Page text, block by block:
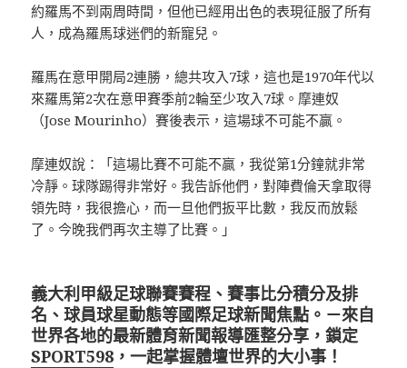
約羅馬不到兩周時間，但他已經用出色的表現征服了所有
人，成為羅馬球迷們的新寵兒。
羅馬在意甲開局2連勝，總共攻入7球，這也是1970年代以
來羅馬第2次在意甲賽季前2輪至少攻入7球。摩連奴
（Jose Mourinho）賽後表示，這場球不可能不贏。
摩連奴說：「這場比賽不可能不贏，我從第1分鐘就非常
冷靜。球隊踢得非常好。我告訴他們，對陣費倫天拿取得
領先時，我很擔心，而一旦他們扳平比數，我反而放鬆
了。今晚我們再次主導了比賽。」
義大利甲級足球聯賽賽程、賽事比分積分及排
名、球員球星動態等國際足球新聞焦點。－來自
世界各地的最新體育新聞報導匯整分享，鎖定
SPORT598 ，一起掌握體壇世界的大小事！